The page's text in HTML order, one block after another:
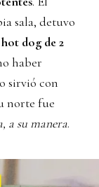
sala, detuvo
hot dog de 2
haber
sirvió con
norte fue
a su manera.